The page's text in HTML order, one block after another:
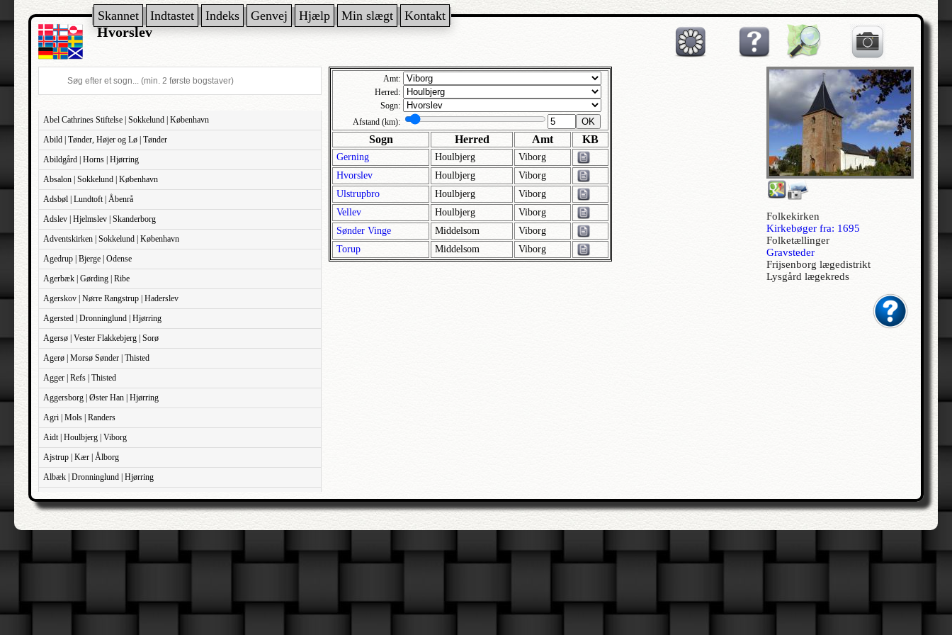
Skannet Indtastet Indeks Genvej Hjælp Min slægt Kontakt
Hvorslev
Abel Cathrines Stiftelse | Sokkelund | København
Abild | Tønder, Højer og Lø | Tønder
Abildgård | Horns | Hjørring
Absalon | Sokkelund | København
Adsbøl | Lundtoft | Åbenrå
Adslev | Hjelmslev | Skanderborg
Adventskirken | Sokkelund | København
Agedrup | Bjerge | Odense
Agerbæk | Gørding | Ribe
Agerskov | Nørre Rangstrup | Haderslev
Agersted | Dronninglund | Hjørring
Agersø | Vester Flakkebjerg | Sorø
Agerø | Morsø Sønder | Thisted
Agger | Refs | Thisted
Aggersborg | Øster Han | Hjørring
Agri | Mols | Randers
Aidt | Houlbjerg | Viborg
Ajstrup | Kær | Ålborg
Albæk | Dronninglund | Hjørring
Albæk | Støvring | Randers
Albøge | Djurs Sønder | Randers
Allerslev | Bårse | Præstø
Folkekirken
Kirkebøger fra: 1695
Folketællinger
Gravsteder
Frijsenborg lægedistrikt
Lysgård lægekreds
Amt:
Herred:
Sogn:
Afstand (km):
OK
Sogn Herred Amt KB
Gerning Houlbjerg
Viborg
Hvorslev
Houlbjerg
Viborg
Ulstrupbro
Houlbjerg
Viborg
Vellev
Houlbjerg
Viborg
Sønder Vinge
Middelsom
Viborg
Torup
Middelsom Viborg